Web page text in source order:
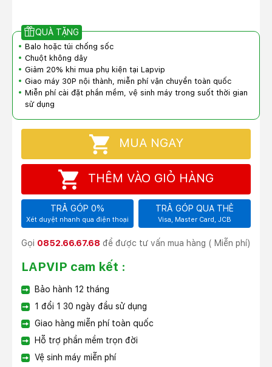
QUÀ TẶNG
Balo hoặc túi chống sốc
Chuột không dây
Giảm 20% khi mua phụ kiện tại Lapvip
Giao máy 30P nội thành, miễn phí vận chuyển toàn quốc
Miễn phí cài đặt phần mềm, vệ sinh máy trong suốt thời gian
sử dụng
MUA NGAY
THÊM VÀO GIỎ HÀNG
TRẢ GÓP 0%
Xét duyệt nhanh qua điện thoại
TRẢ GÓP QUA THẺ
Visa, Master Card, JCB
Gọi 0852.66.67.68 để được tư vấn mua hàng ( Miễn phí)
LAPVIP cam kết :
Bảo hành 12 tháng
1 đổi 1 30 ngày đầu sử dụng
Giao hàng miễn phí toàn quốc
Hỗ trợ phần mềm trọn đời
Vệ sinh máy miễn phí